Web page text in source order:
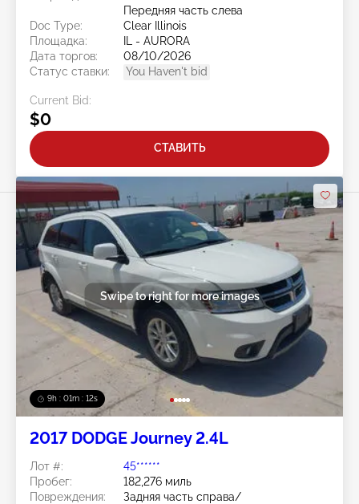
Передняя часть слева
Doc Type:
Clear Illinois
Площадка:
IL - AURORA
Дата торгов:
08/10/2026
Статус ставки:
You Haven't bid
Current Bid:
$0
СТАВИТЬ
9h : 01m : 09s
Swipe to right for more images
2017 DODGE Journey 2.4L
Лот #:
45******
Пробег:
182,276 миль
Повреждения:
Задняя часть справа/